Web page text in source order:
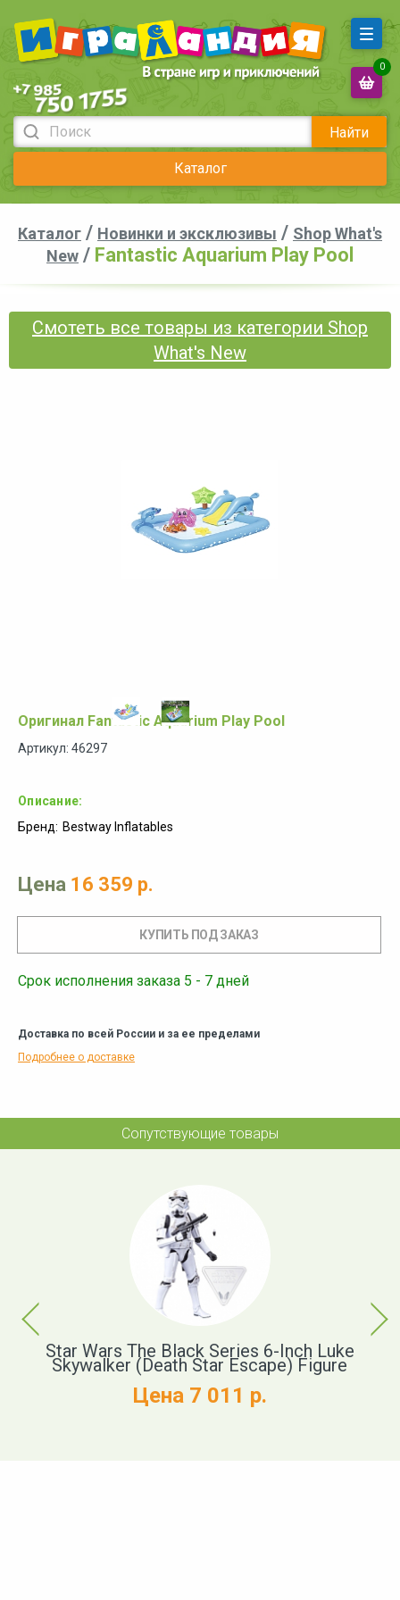
Найти
Каталог
0
Каталог / Новинки и эксклюзивы / Shop What's
New / Fantastic Aquarium Play Pool
Смотеть все товары из категории Shop
What's New
Оригинал Fantastic Aquarium Play Pool
Артикул: 46297
Описание:
Бренд: Bestway Inflatables
Цена 16 359 р.
Срок исполнения заказа 5 - 7 дней
Доставка по всей России и за ее пределами
Подробнее о доставке
Сопутствующие товары
Previous
Star Wars The Black Series 6-Inch Luke
Skywalker (Death Star Escape) Figure
Цена 7 011 р.
Next